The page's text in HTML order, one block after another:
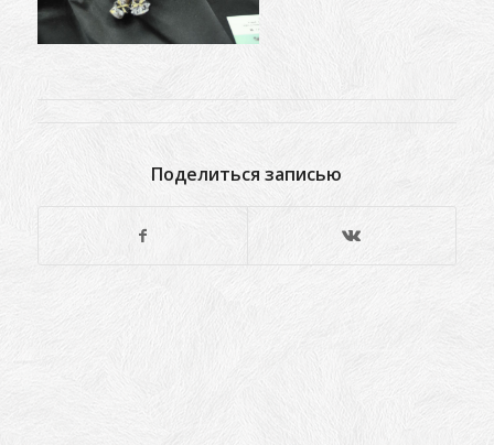
Поделиться записью